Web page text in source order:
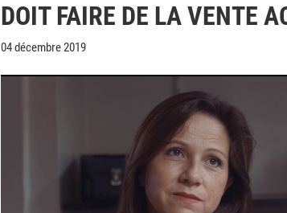
DOIT FAIRE DE LA VENTE
04 décembre 2019